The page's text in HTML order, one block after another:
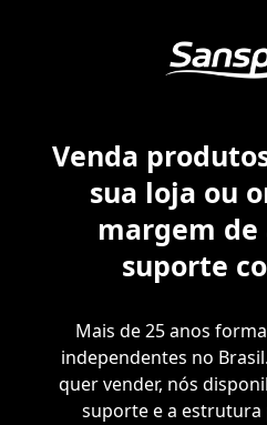
Venda
sua loja ou
margem de
suporte
Mais de 25 anos
independentes no
quer vender, nós
suporte e a estrutura